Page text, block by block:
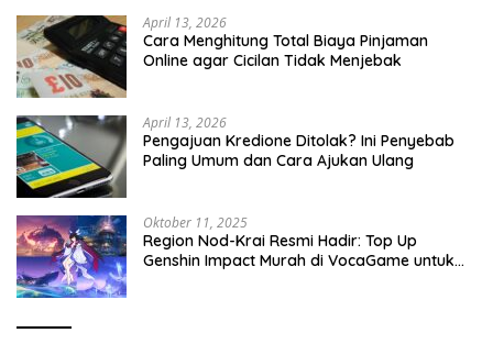
April 13, 2026
Cara Menghitung Total Biaya Pinjaman
Online agar Cicilan Tidak Menjebak
April 13, 2026
Pengajuan Kredione Ditolak? Ini Penyebab
Paling Umum dan Cara Ajukan Ulang
Oktober 11, 2025
Region Nod-Krai Resmi Hadir: Top Up
Genshin Impact Murah di VocaGame untuk